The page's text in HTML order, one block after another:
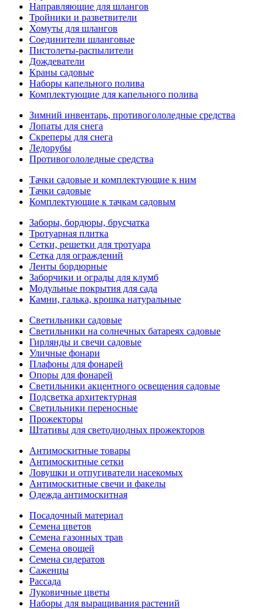
Направляющие для шлангов
Тройники и разветвители
Хомуты для шлангов
Соединители шланговые
Пистолеты-распылители
Дождеватели
Краны садовые
Наборы капельного полива
Комплектующие для капельного полива
Зимний инвентарь, противогололедные средства
Лопаты для снега
Скреперы для снега
Ледорубы
Противогололедные средства
Тачки садовые и комплектующие к ним
Тачки садовые
Комплектующие к тачкам садовым
Заборы, бордюры, брусчатка
Тротуарная плитка
Сетки, решетки для тротуара
Сетка для ограждений
Ленты бордюрные
Заборчики и ограды для клумб
Модульные покрытия для сада
Камни, галька, крошка натуральные
Светильники садовые
Светильники на солнечных батареях садовые
Гирлянды и свечи садовые
Уличные фонари
Плафоны для фонарей
Опоры для фонарей
Светильники акцентного освещения садовые
Подсветка архитектурная
Светильники переносные
Прожекторы
Штативы для светодиодных прожекторов
Антимоскитные товары
Антимоскитные сетки
Ловушки и отпугиватели насекомых
Антимоскитные свечи и факелы
Одежда антимоскитная
Посадочный материал
Семена цветов
Семена газонных трав
Семена овощей
Семена сидератов
Саженцы
Рассада
Луковичные цветы
Наборы для выращивания растений